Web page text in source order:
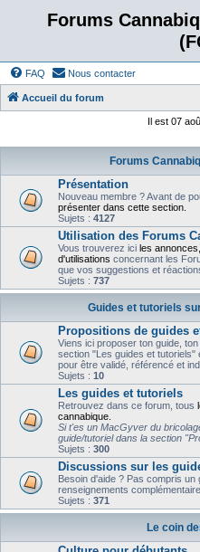
Forums
FAQ Nous contacter
Accueil du forum
Il est 07
Forums
Présentation
Nouveau membre ? Avant de
présenter dans cette section.
Sujets : 4127
Utilisation des Forums
Vous trouverez ici les
d'utilisations concernant les
que vos suggestions et
Sujets : 737
Guides et tutoriels
Propositions de guides
Viens ici proposer ton guide,
section "Les guides et tutoriels"
pour être validé, référencé et
Sujets : 10
Les guides et tutoriels
Retrouvez dans ce forum, tous
cannabique.
Si t'es un MacGyver du
guide/tutoriel dans la section
Sujets : 300
Discussions sur les
Besoin d'aide ? Pas compris un
renseignements
Sujets : 371
Le coin